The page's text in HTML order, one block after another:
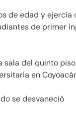
de edad y ejercía
de primer
sala del quinto
en
se desvaneció